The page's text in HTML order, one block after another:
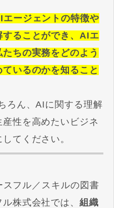
エージェントの特徴や
ることができ、AIエ
ちの実務をどのよう
いるのかを知ること
ろん、AIに関する理解
性を高めたいビジネ
てください。
フル／スキルの図書
株式会社では、組織